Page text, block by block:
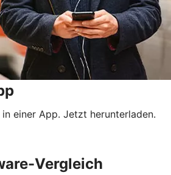
einer App. Jetzt herunterladen.
Vergleich